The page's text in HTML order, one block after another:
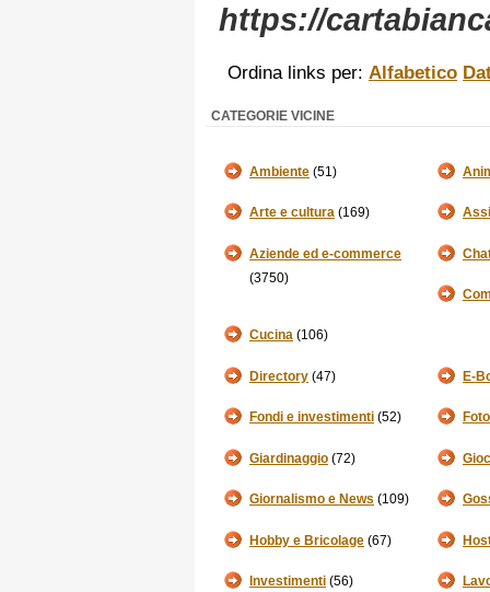
https://
Ordina links per: Alfabetico
CATEGORIE VICINE
Ambiente (51)
Arte e cultura (169)
Aziende ed e-commerce
(3750)
Cucina (106)
Directory (47) E-
Fondi e investimenti (52)
Giardinaggio (72)
Giornalismo e News (109)
Hobby e Bricolage (67)
Investimenti (56)